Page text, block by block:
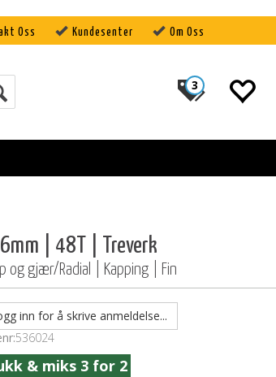
Oss Kundesenter Om Oss
3
| 48T | Treverk
og gjær/Radial | Kapping | Fin
inn for å skrive anmeldelse...
536024